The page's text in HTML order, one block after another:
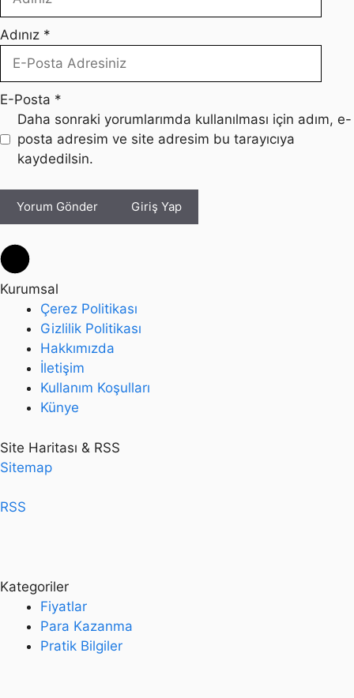
Adınız *
E-Posta *
Daha sonraki yorumlarımda kullanılması için adım, e-
posta adresim ve site adresim bu tarayıcıya
kaydedilsin.
Yorum Gönder Giriş Yap
Kurumsal
Çerez Politikası
Gizlilik Politikası
Hakkımızda
İletişim
Kullanım Koşulları
Künye
Site Haritası & RSS
Sitemap
RSS
Kategoriler
Fiyatlar
Para Kazanma
Pratik Bilgiler